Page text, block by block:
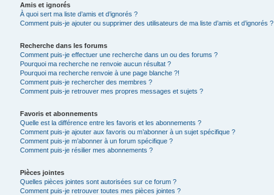
Amis et ignorés
À quoi sert ma liste d’amis et d’ignorés ?
Comment puis-je ajouter ou supprimer des utilisateurs de ma liste d’amis et d’ignorés ?
Recherche dans les forums
Comment puis-je effectuer une recherche dans un ou des forums ?
Pourquoi ma recherche ne renvoie aucun résultat ?
Pourquoi ma recherche renvoie à une page blanche ?!
Comment puis-je rechercher des membres ?
Comment puis-je retrouver mes propres messages et sujets ?
Favoris et abonnements
Quelle est la différence entre les favoris et les abonnements ?
Comment puis-je ajouter aux favoris ou m’abonner à un sujet spécifique ?
Comment puis-je m’abonner à un forum spécifique ?
Comment puis-je résilier mes abonnements ?
Pièces jointes
Quelles pièces jointes sont autorisées sur ce forum ?
Comment puis-je retrouver toutes mes pièces jointes ?